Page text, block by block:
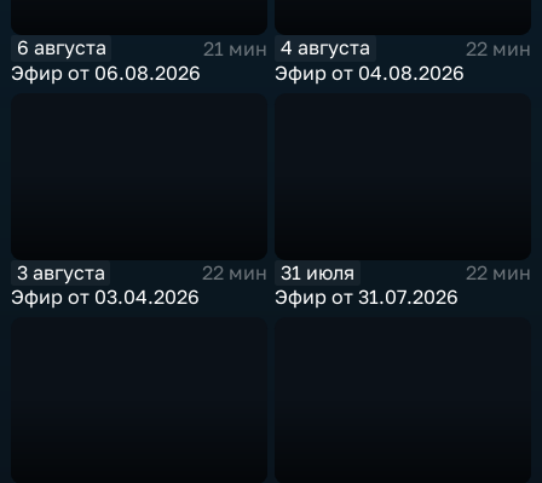
6 августа
21 мин
Эфир от 06.08.2026
4 августа
22 мин
Эфир от 04.08.2026
3 августа
22 мин
Эфир от 03.04.2026
31 июля
22 мин
Эфир от 31.07.2026